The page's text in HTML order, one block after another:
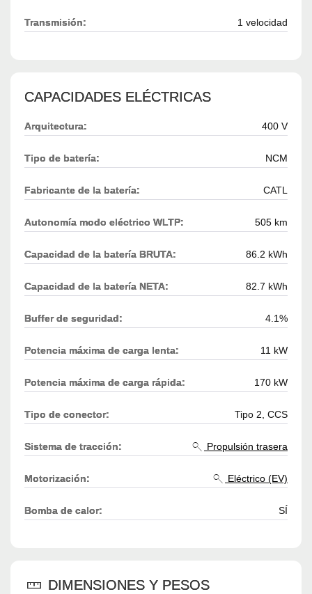
Transmisión: 1 velocidad
CAPACIDADES ELÉCTRICAS
Arquitectura: 400 V
Tipo de batería: NCM
Fabricante de la batería: CATL
Autonomía modo eléctrico WLTP: 505 km
Capacidad de la batería BRUTA: 86.2 kWh
Capacidad de la batería NETA: 82.7 kWh
Buffer de seguridad: 4.1%
Potencia máxima de carga lenta: 11 kW
Potencia máxima de carga rápida: 170 kW
Tipo de conector: Tipo 2, CCS
Sistema de tracción: Propulsión trasera
Motorización: Eléctrico (EV)
Bomba de calor: SÍ
DIMENSIONES Y PESOS